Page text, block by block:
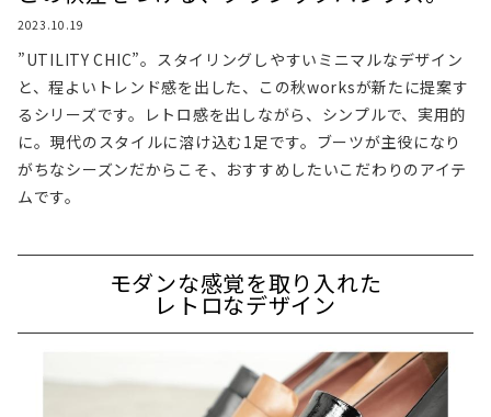
2023.10.19
”UTILITY CHIC”。スタイリングしやすいミニマルなデザイン
と、程よいトレンド感を出した、この秋worksが新たに提案す
るシリーズです。レトロ感を出しながら、シンプルで、実用的
に。現代のスタイルに溶け込む1足です。ブーツが主役になり
がちなシーズンだからこそ、おすすめしたいこだわりのアイテ
ムです。
モダンな感覚を取り入れた
レトロなデザイン